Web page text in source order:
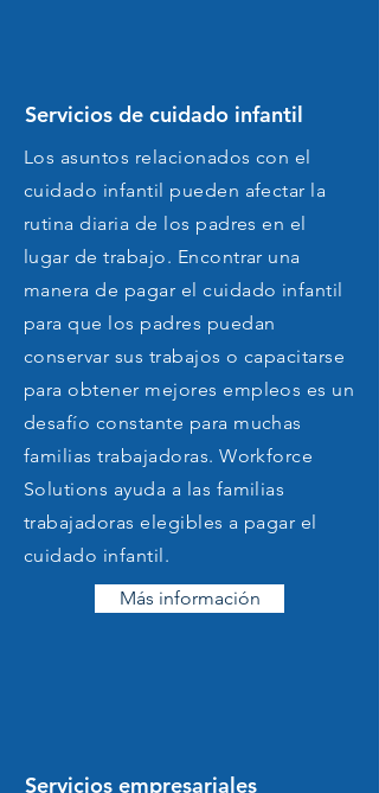
benefician de esta
perspectiva, ya que hay más
oportunidades de empleo
disponibles
para ellos a
travésdel éxito y el crecimiento de las
empresas, lo que da como
resultado una mayor
participación de los
empleadores en el sistema
de fuerza laboral y un
aumento de las
para los solicitantes de
Junta en la implementación
Servicios de cuidado infantil
Los asuntos relacionados con el
cuidado infantil pueden afectar la
rutina diaria de los padres en el
lugar de trabajo. Encontrar una
manera de pagar el cuidado infantil
para que los padres puedan
conservar sus trabajos o capacitarse
para obtener mejores empleos es un
desafío constante para muchas
familias trabajadoras. Workforce
Solutions ayuda a las familias
trabajadoras elegibles a pagar el
cuidado infantil.
Más información
Servicios empresariales